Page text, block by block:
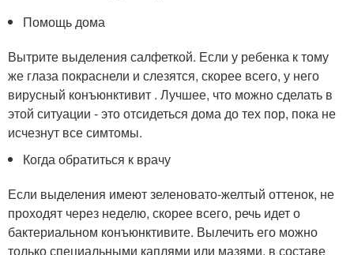
Помощь дома
Вытрите выделения салфеткой. Если у ребенка к тому
же глаза покраснели и слезятся, скорее всего, у него
вирусный конъюнктивит . Лучшее, что можно сделать в
этой ситуации - это отсидеться дома до тех пор, пока не
исчезнут все симтомы.
Когда обратиться к врачу
Если выделения имеют зеленовато-желтый оттенок, не
проходят через неделю, скорее всего, речь идет о
бактериальном конъюнктивите. Вылечить его можно
только специальными каплями или мазями, в составе